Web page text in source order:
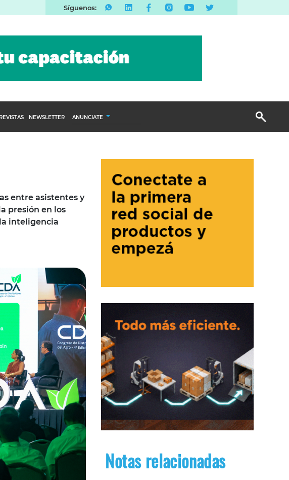
Síguenos:
NEWSLETTER ANUNCIATE
Email Marketing
Branded Content
Publicidad Revista
entre asistentes y
presión en los
inteligencia
Notas relacionadas